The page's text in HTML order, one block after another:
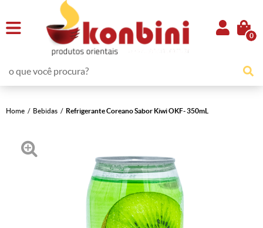
0
Home Bebidas Refrigerante Coreano Sabor Kiwi OKF- 350mL